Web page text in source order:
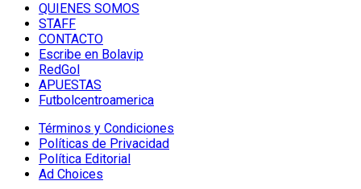
QUIENES SOMOS
STAFF
CONTACTO
Escribe en Bolavip
RedGol
APUESTAS
Futbolcentroamerica
Términos y Condiciones
Políticas de Privacidad
Política Editorial
Ad Choices